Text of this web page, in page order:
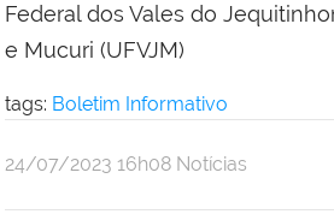
Federal dos Vales do
e Mucuri (UFVJM)
tags: Boletim Informativo
publicado
24/07/2023 16h08 Notícias